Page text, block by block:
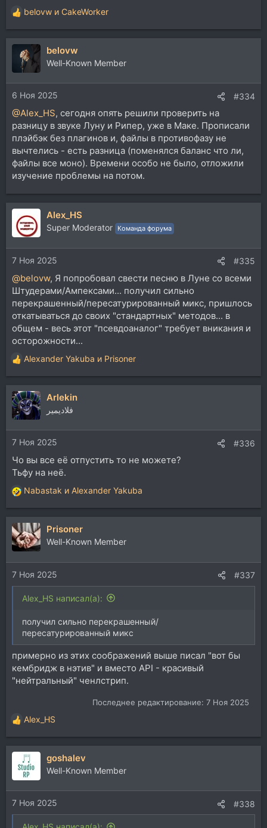
Р
е
а
и
и
:
belovw и CakeWorker
belovw
Well-Known Member
6 Ноя 2025 #334
@Alex_HS, сегодня опять решили проверить на
разницу в звуке Луну и Рипер, уже в Маке. Прописали
плэйбэк без плагинов и, файлы в противофазу не
вычтелись - есть разница (поменялся баланс что ли,
файлы все моно). Времени особо не было, отложили
изучение проблемы на потом.
Alex_HS
Super Moderator Команда форума
7 Ноя 2025 #335
@belovw, Я попробовал свести песню в Луне со всеми
Штудерами/Ампексами... получил сильно
перекрашенный/пересатурированный микс, пришлось
откатываться до своих "стандартных" методов... в
общем - весь этот "псевдоаналог" требует вникания и
осторожности...
Р
е
а
к
ц
и
и
:
Alexander Yakuba и Prisoner
Arlekin
فلاديمير
7 Ноя 2025 #336
Чо вы все её отпустить то не можете?
Тьфу на неё.
Р
е
а
к
ц
и
и
:
Nabastak и Alexander Yakuba
Prisoner
Well-Known Member
7 Ноя 2025 #337
Alex_HS написал(а):
получил сильно перекрашенный/
пересатурированный микс
примерно из этих соображений выше писал "вот бы
кембридж в нэтив" и вместо API - красивый
"нейтральный" ченлстрип.
Последнее редактирование: 7 Ноя 2025
Р
е
а
и
и
:
Alex_HS
goshalev
Well-Known Member
7 Ноя 2025 #338